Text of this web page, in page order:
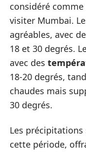
considéré
visiter Mumbai.
agréables, avec
18 et 30 degrés.
avec des
18-20 degrés,
chaudes mais
30 degrés.
Les
cette période,